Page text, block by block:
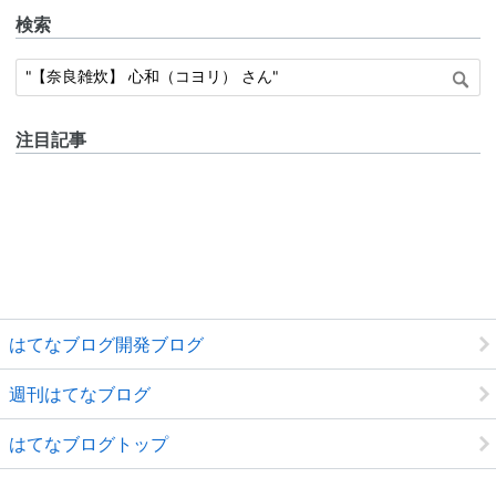
検索
注目記事
はてなブログ開発ブログ
週刊はてなブログ
はてなブログトップ